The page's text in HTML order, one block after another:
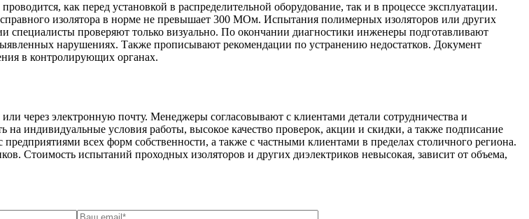
как перед установкой в распределительной оборудование, так и в процессе эксплуатации.
изолятора в норме не превышает 300 МОм. Испытания полимерных изоляторов или других
специалисты проверяют только визуально. По окончании диагностики инженеры подготавливают
нарушениях. Также прописывают рекомендации по устранению недостатков. Документ
в контролирующих органах.
через электронную почту. Менеджеры согласовывают с клиентами детали сотрудничества и
индивидуальные условия работы, высокое качество проверок, акции и скидки, а также подписание
предприятиями всех форм собственности, а также с частными клиентами в пределах столичного региона.
Стоимость испытаний проходных изоляторов и других диэлектриков невысокая, зависит от объема,